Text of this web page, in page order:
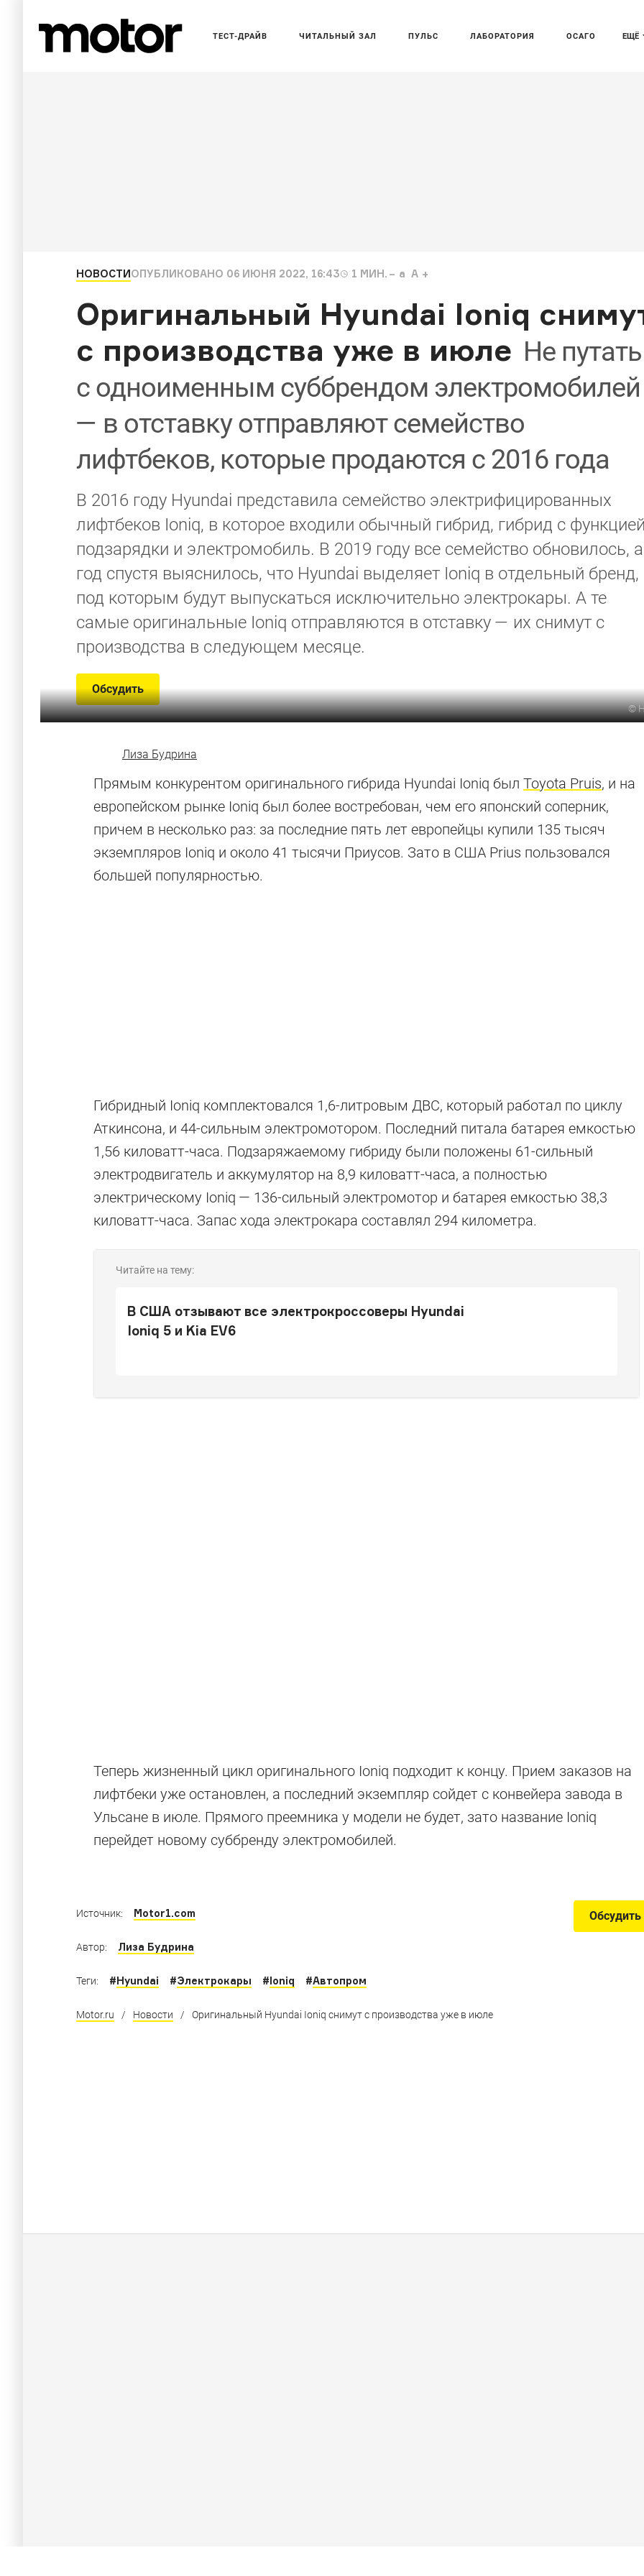
ЕЩЁ
ТЕСТ-ДРАЙВ ЧИТАЛЬНЫЙ ЗАЛ ПУЛЬС ЛАБОРАТОРИЯ ОСАГО
НОВОСТИОПУБЛИКОВАНО 06 ИЮНЯ 2022, 16:43 1 МИН. a A
Оригинальный Hyundai Ioniq
с производства уже в июле Не путать
с одноименным суббрендом электромобилей
— в отставку отправляют семейство
лифтбеков, которые продаются с 2016 года
В 2016 году Hyundai представила семейство электрифицированных
лифтбеков Ioniq, в которое входили обычный гибрид, гибрид с
подзарядки и электромобиль. В 2019 году все семейство обновилось, а
год спустя выяснилось, что Hyundai выделяет Ioniq в отдельный бренд,
под которым будут выпускаться исключительно электрокары. А те
самые оригинальные Ioniq отправляются в отставку — их снимут с
производства в следующем месяце.
Обсудить
©
Лиза Будрина
Прямым конкурентом оригинального гибрида Hyundai Ioniq был Toyota Pruis, и на
европейском рынке Ioniq был более востребован, чем его японский соперник,
причем в несколько раз: за последние пять лет европейцы купили 135 тысяч
экземпляров Ioniq и около 41 тысячи Приусов. Зато в США Prius пользовался
большей популярностью.
Гибридный Ioniq комплектовался 1,6-литровым ДВС, который работал по циклу
Аткинсона, и 44-сильным электромотором. Последний питала батарея емкостью
1,56 киловатт-часа. Подзаряжаемому гибриду были положены 61-сильный
электродвигатель и аккумулятор на 8,9 киловатт-часа, а полностью
электрическому Ioniq — 136-сильный электромотор и батарея емкостью 38,3
киловатт-часа. Запас хода электрокара составлял 294 километра.
Читайте на тему:
В США отзывают все электрокроссоверы Hyundai
Ioniq 5 и Kia EV6
Теперь жизненный цикл оригинального Ioniq подходит к концу. Прием заказов на
лифтбеки уже остановлен, а последний экземпляр сойдет с конвейера завода в
Ульсане в июле. Прямого преемника у модели не будет, зато название Ioniq
перейдет новому суббренду электромобилей.
7 важных новых
электрокаров
Некоторые из этих моделей существуют не первое десятилетие, но электромобилями они ещё не
Обсудить
Источник: Motor1.com
Автор: Лиза Будрина
Теги: #Hyundai #Электрокары #Ioniq #Автопром
Motor.ru / Новости / Оригинальный Hyundai Ioniq снимут с производства уже в июле